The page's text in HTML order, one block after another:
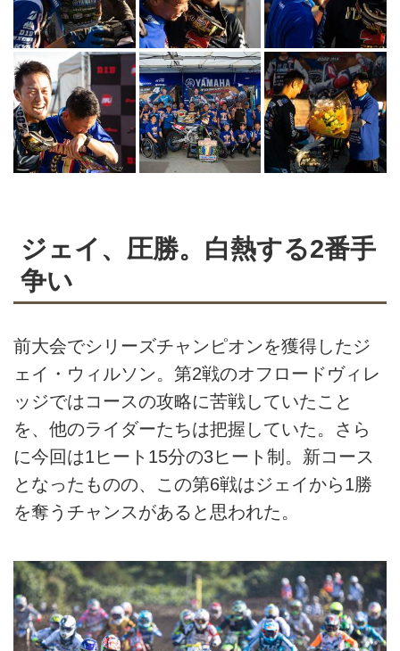
ジェイ、圧勝。白熱する2番手
争い
前大会でシリーズチャンピオンを獲得したジ
ェイ・ウィルソン。第2戦のオフロードヴィレ
ッジではコースの攻略に苦戦していたこと
を、他のライダーたちは把握していた。さら
に今回は1ヒート15分の3ヒート制。新コース
となったものの、この第6戦はジェイから1勝
を奪うチャンスがあると思われた。